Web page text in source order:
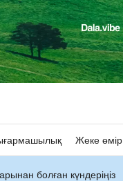
Жеке өмір
болған күндеріңіз